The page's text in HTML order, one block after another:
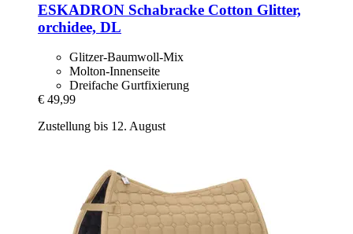
ESKADRON Schabracke Cotton Glitter,
orchidee, DL
Glitzer-Baumwoll-Mix
Molton-Innenseite
Dreifache Gurtfixierung
€ 49,99
Zustellung bis 12. August